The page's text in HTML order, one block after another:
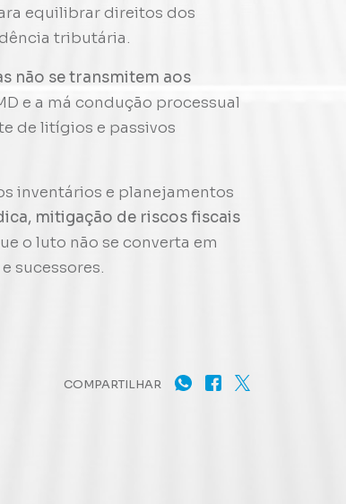
equilibrar direitos dos
tributária.
não se transmitem aos
e a má condução processual
de litígios e passivos
inventários e planejamentos
mitigação de riscos fiscais
o luto não se converta em
sucessores.
COMPARTILHAR